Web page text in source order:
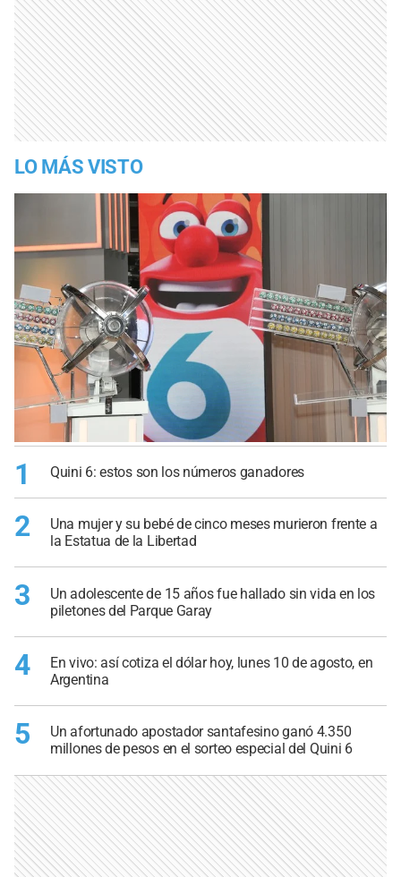
LO MÁS VISTO
1 Quini 6: estos son los números ganadores
2
Una mujer y su bebé de cinco meses murieron frente a
la Estatua de la Libertad
3
Un adolescente de 15 años fue hallado sin vida en los
piletones del Parque Garay
4
En vivo: así cotiza el dólar hoy, lunes 10 de agosto, en
Argentina
5
Un afortunado apostador santafesino ganó 4.350
millones de pesos en el sorteo especial del Quini 6